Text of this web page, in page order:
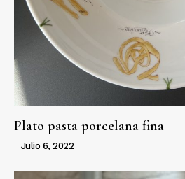
Plato pasta porcelana fina
Julio 6, 2022